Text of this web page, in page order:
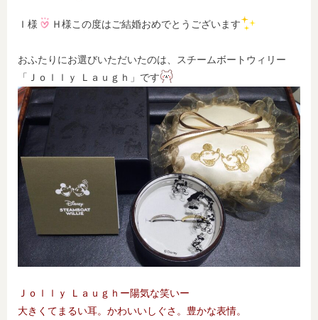
Ｉ様 Ｈ様この度はご結婚おめでとうございます
おふたりにお選びいただいたのは、スチームボートウィリー
「Ｊｏｌｌｙ Ｌａｕｇｈ」です
Ｊｏｌｌｙ Ｌａｕｇｈー陽気な笑いー
大きくてまるい耳。かわいいしぐさ。豊かな表情。